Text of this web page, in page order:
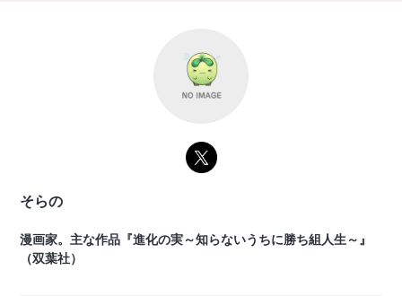
そらの
漫画家。主な作品『進化の実～知らないうちに勝ち組人生～』
（双葉社）